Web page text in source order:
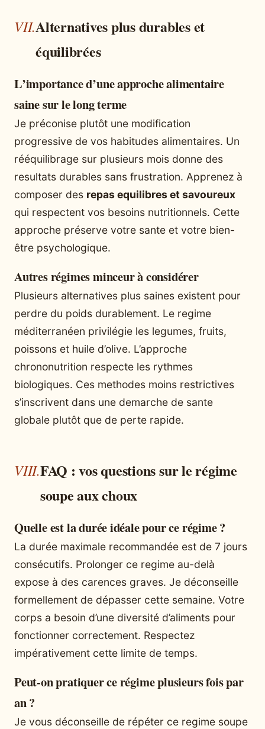
Alternatives plus durables et
équilibrées
L’importance d’une approche alimentaire
saine sur le long terme
Je préconise plutôt une modification
progressive de vos habitudes alimentaires. Un
rééquilibrage sur plusieurs mois donne des
resultats durables sans frustration. Apprenez à
composer des repas equilibres et savoureux
qui respectent vos besoins nutritionnels. Cette
approche préserve votre sante et votre bien-
être psychologique.
Autres régimes minceur à considérer
Plusieurs alternatives plus saines existent pour
perdre du poids durablement. Le regime
méditerranéen privilégie les legumes, fruits,
poissons et huile d’olive. L’approche
chrononutrition respecte les rythmes
biologiques. Ces methodes moins restrictives
s’inscrivent dans une demarche de sante
globale plutôt que de perte rapide.
FAQ : vos questions sur le régime
soupe aux choux
Quelle est la durée idéale pour ce régime ?
La durée maximale recommandée est de 7 jours
consécutifs. Prolonger ce regime au-delà
expose à des carences graves. Je déconseille
formellement de dépasser cette semaine. Votre
corps a besoin d’une diversité d’aliments pour
fonctionner correctement. Respectez
impérativement cette limite de temps.
Peut-on pratiquer ce régime plusieurs fois par
an ?
Je vous déconseille de répéter ce regime soupe